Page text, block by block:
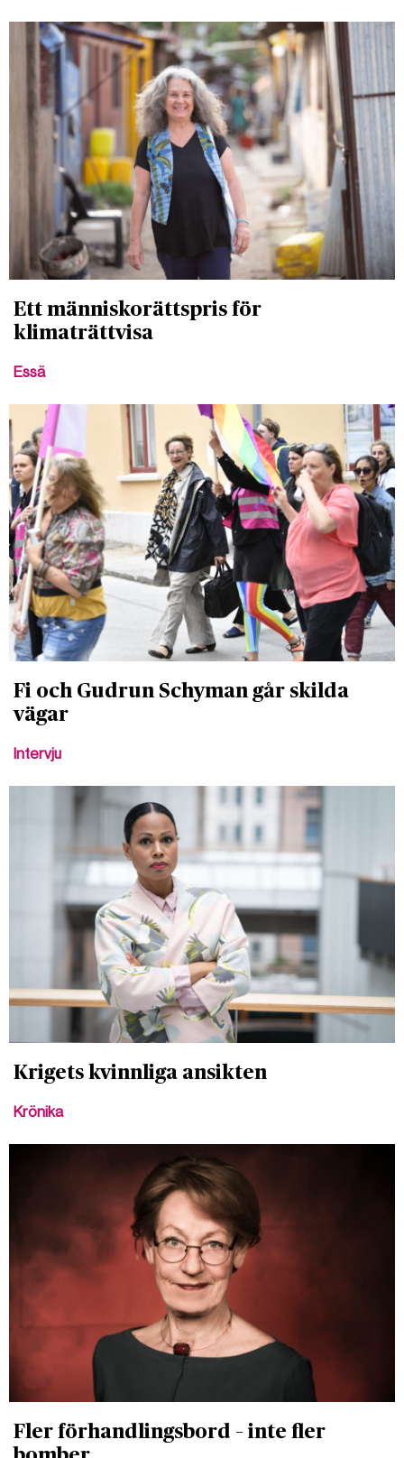
Ett människorättspris för
klimaträttvisa
Essä
Fi och Gudrun Schyman går skilda
vägar
Intervju
Krigets kvinnliga ansikten
Krönika
Fler förhandlingsbord – inte fler